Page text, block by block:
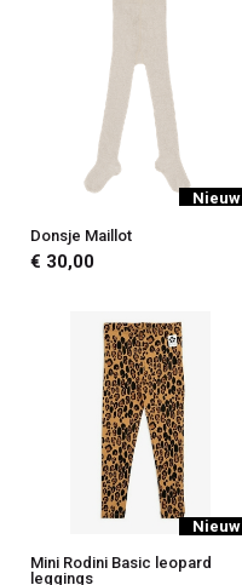
Nieuw
Donsje Maillot
€ 30,00
Nieuw
Mini Rodini Basic leopard
leggings